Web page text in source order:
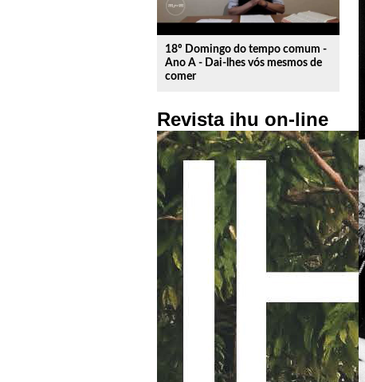
18º Domingo do tempo comum -
Ano A - Dai-lhes vós mesmos de
comer
Revista ihu on-line